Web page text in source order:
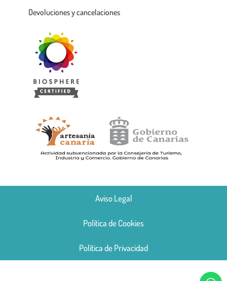
Devoluciones y cancelaciones
Aviso Legal
Política de Cookies
Política de Privacidad